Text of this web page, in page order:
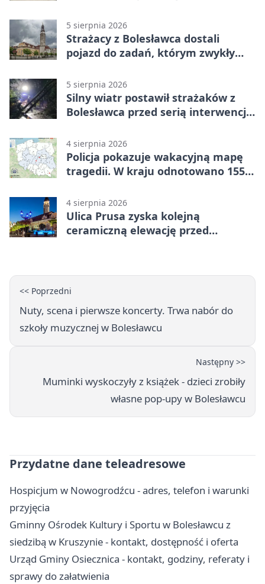
5 sierpnia 2026
Strażacy z Bolesławca dostali
pojazd do zadań, którym zwykły
5 sierpnia 2026
Silny wiatr postawił strażaków z
Bolesławca przed serią interwencji -
4 sierpnia 2026
Policja pokazuje wakacyjną mapę
tragedii. W kraju odnotowano 155
4 sierpnia 2026
Ulica Prusa zyska kolejną
ceramiczną elewację przed
<< Poprzedni
Nuty, scena i pierwsze koncerty. Trwa nabór do
szkoły muzycznej w Bolesławcu
Następny >>
Muminki wyskoczyły z książek - dzieci zrobiły
własne pop-upy w Bolesławcu
Przydatne dane teleadresowe
Hospicjum w Nowogrodźcu - adres, telefon i warunki
przyjęcia
Gminny Ośrodek Kultury i Sportu w Bolesławcu z
siedzibą w Kruszynie - kontakt, dostępność i oferta
Urząd Gminy Osiecznica - kontakt, godziny, referaty i
sprawy do załatwienia